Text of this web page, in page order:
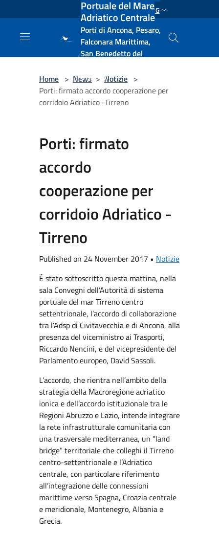
Salta al contenuto principale ENG
Portuale del Mare
Adriatico Centrale
Porti di Ancona, Pesaro,
Falconara Marittima,
San Benedetto del
e Vasto
Home > News > Notizie >
Porti: firmato accordo cooperazione per
corridoio Adriatico -Tirreno
Porti: firmato
accordo
cooperazione per
corridoio Adriatico -
Tirreno
Published on 24 November 2017 • Notizie
È stato sottoscritto questa mattina, nella
sala Convegni dell’Autorità di sistema
portuale del mar Tirreno centro
settentrionale, l’accordo di collaborazione
tra l’Adsp di Civitavecchia e di Ancona, alla
presenza del viceministro ai Trasporti,
Riccardo Nencini, e del vicepresidente del
Parlamento europeo, David Sassoli.
L’accordo, che rientra nell’ambito della
strategia della Macroregione adriatico
ionica e dell’accordo istituzionale tra le
Regioni Abruzzo e Lazio, intende integrare
la rete infrastrutturale comunitaria con
una trasversale mediterranea, un “land
bridge” territoriale che colleghi il Tirreno
centro-settentrionale e l’Adriatico
centrale, con particolare riferimento
all’integrazione delle connessioni
marittime verso Spagna, Croazia centrale
e meridionale, Montenegro, Albania e
Grecia.